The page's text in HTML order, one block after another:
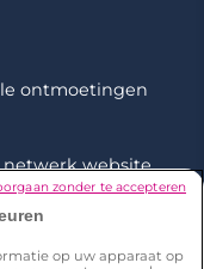
ontmoetingen
netwerkwebsite.
2023 onder
personen van 18+ in
op uw apparaat op
zonder te accepteren